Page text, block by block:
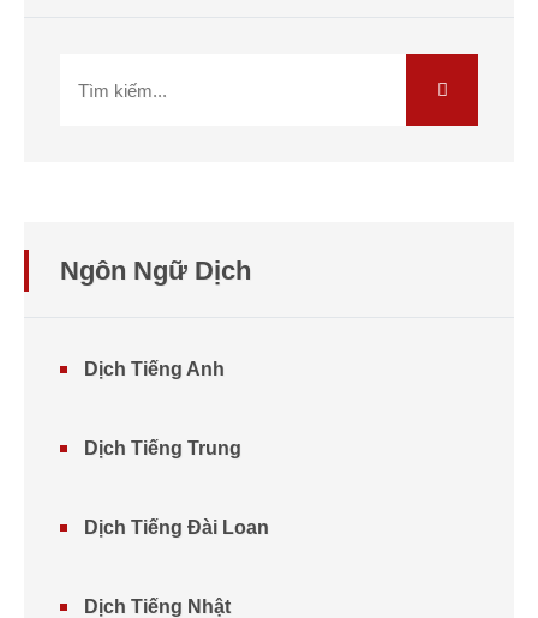
Ngôn Ngữ Dịch
Dịch Tiếng Anh
Dịch Tiếng Trung
Dịch Tiếng Đài Loan
Dịch Tiếng Nhật